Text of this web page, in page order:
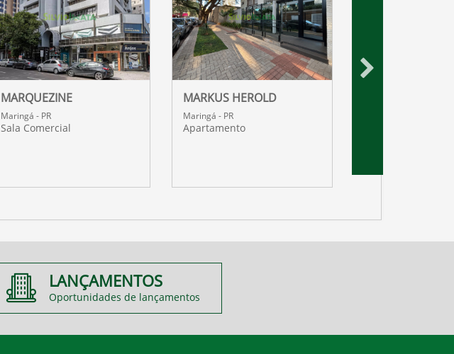
MARQUEZINE
Maringá - PR
Sala Comercial
MARKUS HEROLD
Maringá - PR
Apartamento
LANÇAMENTOS
Oportunidades de lançamentos